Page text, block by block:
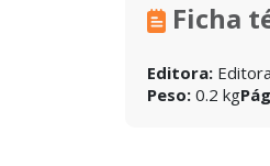
Ficha
Editora:
Peso: 0.2 kg